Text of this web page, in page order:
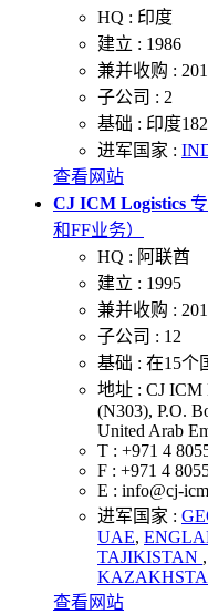
HQ : 印度
建立 : 1986
兼并收购 :
子公司 : 2
基础 : 印度
进军国家 :
查看网站
CJ ICM Logistics
和FF业务）
HQ : 阿联酋
建立 : 1995
兼并收购 :
子公司 : 12
基础 : 在15个
地址 : CJ ICM
(N303), P.O.
United Arab
T : +971 4
F : +971 4
E : info@cj-
进军国家 :
UAE,
TAJIKISTAN ,
查看网站